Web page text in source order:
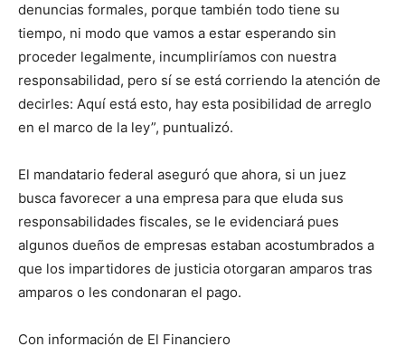
denuncias formales, porque también todo tiene su
tiempo, ni modo que vamos a estar esperando sin
proceder legalmente, incumpliríamos con nuestra
responsabilidad, pero sí se está corriendo la atención de
decirles: Aquí está esto, hay esta posibilidad de arreglo
en el marco de la ley”, puntualizó.
El mandatario federal aseguró que ahora, si un juez
busca favorecer a una empresa para que eluda sus
responsabilidades fiscales, se le evidenciará pues
algunos dueños de empresas estaban acostumbrados a
que los impartidores de justicia otorgaran amparos tras
amparos o les condonaran el pago.
Con información de El Financiero